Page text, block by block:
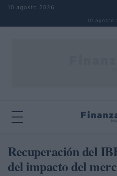
Saltar al contenido
10 agosto 2026
10 agosto
Buscar
Recuperación del
del impacto del